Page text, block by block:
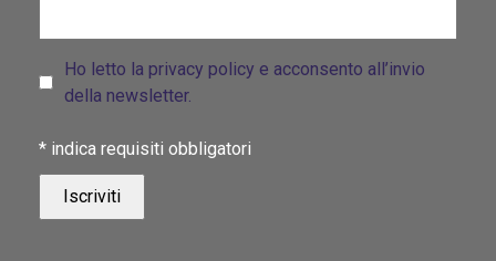
Ho letto la privacy policy e acconsento all’invio
della newsletter.
* indica requisiti obbligatori